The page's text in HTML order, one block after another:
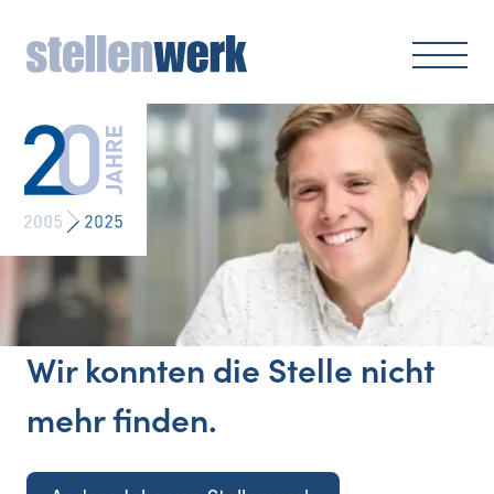
Wir konnten die Stelle nicht
mehr finden.